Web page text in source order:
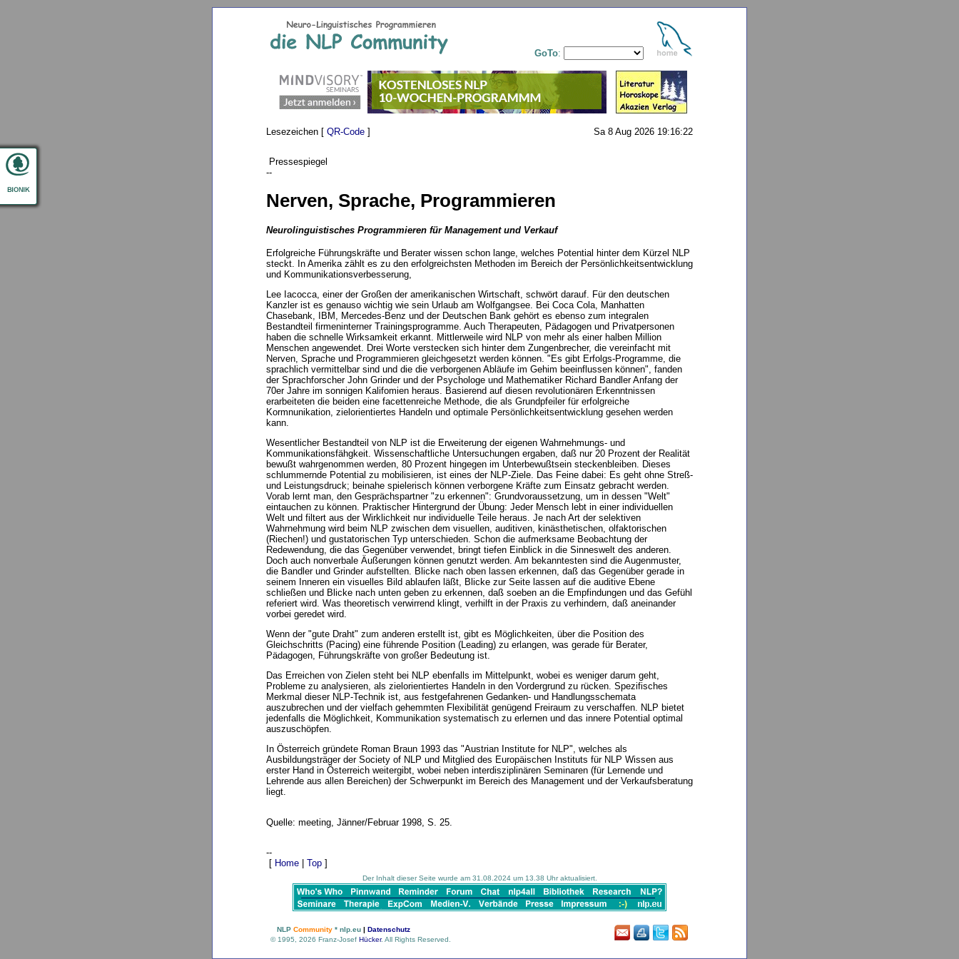
GoTo:
Lesezeichen [ QR-Code ] Sa 8 Aug 2026 19:16:22
Pressespiegel
--
Nerven, Sprache, Programmieren
Neurolinguistisches Programmieren für Management und Verkauf
Erfolgreiche Führungskräfte und Berater wissen schon lange, welches Potential hinter dem Kürzel NLP
steckt. In Amerika zählt es zu den erfolgreichsten Methoden im Bereich der Persönlichkeitsentwicklung
und Kommunikationsverbesserung,
Lee Iacocca, einer der Großen der amerikanischen Wirtschaft, schwört darauf. Für den deutschen
Kanzler ist es genauso wichtig wie sein Urlaub am Wolfgangsee. Bei Coca Cola, Manhatten
Chasebank, IBM, Mercedes-Benz und der Deutschen Bank gehört es ebenso zum integralen
Bestandteil firmeninterner Trainingsprogramme. Auch Therapeuten, Pädagogen und Privatpersonen
haben die schnelle Wirksamkeit erkannt. Mittlerweile wird NLP von mehr als einer halben Million
Menschen angewendet. Drei Worte verstecken sich hinter dem Zungenbrecher, die vereinfacht mit
Nerven, Sprache und Programmieren gleichgesetzt werden können. "Es gibt Erfolgs-Programme, die
sprachlich vermittelbar sind und die die verborgenen Abläufe im Gehim beeinflussen können", fanden
der Sprachforscher John Grinder und der Psychologe und Mathematiker Richard Bandler Anfang der
70er Jahre im sonnigen Kalifomien heraus. Basierend auf diesen revolutionären Erkenntnissen
erarbeiteten die beiden eine facettenreiche Methode, die als Grundpfeiler für erfolgreiche
Kormnunikation, zielorientiertes Handeln und optimale Persönlichkeitsentwicklung gesehen werden
kann.
Wesentlicher Bestandteil von NLP ist die Erweiterung der eigenen Wahrnehmungs- und
Kommunikationsfähgkeit. Wissenschaftliche Untersuchungen ergaben, daß nur 20 Prozent der Realität
bewußt wahrgenommen werden, 80 Prozent hingegen im Unterbewußtsein steckenbleiben. Dieses
schlummernde Potential zu mobilisieren, ist eines der NLP-Ziele. Das Feine dabei: Es geht ohne Streß-
und Leistungsdruck; beinahe spielerisch können verborgene Kräfte zum Einsatz gebracht werden.
Vorab lernt man, den Gesprächspartner "zu erkennen": Grundvoraussetzung, um in dessen "Welt"
eintauchen zu können. Praktischer Hintergrund der Übung: Jeder Mensch lebt in einer individuellen
Welt und filtert aus der Wirklichkeit nur individuelle Teile heraus. Je nach Art der selektiven
Wahrnehmung wird beim NLP zwischen dem visuellen, auditiven, kinästhetischen, olfaktorischen
(Riechen!) und gustatorischen Typ unterschieden. Schon die aufmerksame Beobachtung der
Redewendung, die das Gegenüber verwendet, bringt tiefen Einblick in die Sinneswelt des anderen.
Doch auch nonverbale Äußerungen können genutzt werden. Am bekanntesten sind die Augenmuster,
die Bandler und Grinder aufstellten. Blicke nach oben lassen erkennen, daß das Gegenüber gerade in
seinem Inneren ein visuelles Bild ablaufen läßt, Blicke zur Seite lassen auf die auditive Ebene
schließen und Blicke nach unten geben zu erkennen, daß soeben an die Empfindungen und das Gefühl
referiert wird. Was theoretisch verwirrend klingt, verhilft in der Praxis zu verhindern, daß aneinander
vorbei geredet wird.
Wenn der "gute Draht" zum anderen erstellt ist, gibt es Möglichkeiten, über die Position des
Gleichschritts (Pacing) eine führende Position (Leading) zu erlangen, was gerade für Berater,
Pädagogen, Führungskräfte von großer Bedeutung ist.
Das Erreichen von Zielen steht bei NLP ebenfalls im Mittelpunkt, wobei es weniger darum geht,
Probleme zu analysieren, als zielorientiertes Handeln in den Vordergrund zu rücken. Spezifisches
Merkmal dieser NLP-Technik ist, aus festgefahrenen Gedanken- und Handlungsschemata
auszubrechen und der vielfach gehemmten Flexibilität genügend Freiraum zu verschaffen. NLP bietet
jedenfalls die Möglichkeit, Kommunikation systematisch zu erlernen und das innere Potential optimal
auszuschöpfen.
In Österreich gründete Roman Braun 1993 das "Austrian Institute for NLP", welches als
Ausbildungsträger der Society of NLP und Mitglied des Europäischen Instituts für NLP Wissen aus
erster Hand in Österreich weitergibt, wobei neben interdisziplinären Seminaren (für Lernende und
Lehrende aus allen Bereichen) der Schwerpunkt im Bereich des Management und der Verkaufsberatung
liegt.
Quelle: meeting, Jänner/Februar 1998, S. 25.
--
[ Home Top ]
Der Inhalt dieser Seite wurde am 31.08.2024 um 13.38 Uhr aktualisiert.
NLP Community * nlp.eu | Datenschutz
© 1995, 2026 Franz-Josef Hücker. All Rights Reserved.